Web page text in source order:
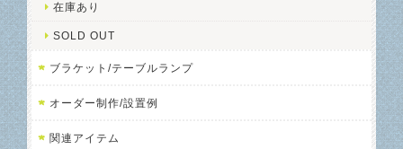
在庫あり
SOLD OUT
ブラケット/テーブルランプ
オーダー制作/設置例
関連アイテム